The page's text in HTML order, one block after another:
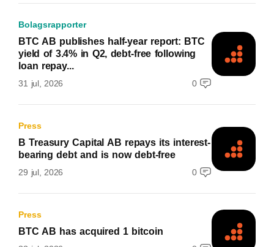
Bolagsrapporter
BTC AB publishes half-year report: BTC
yield of 3.4% in Q2, debt-free following
loan repay...
31 jul, 2026 0
Press
B Treasury Capital AB repays its interest-
bearing debt and is now debt-free
29 jul, 2026 0
Press
BTC AB has acquired 1 bitcoin